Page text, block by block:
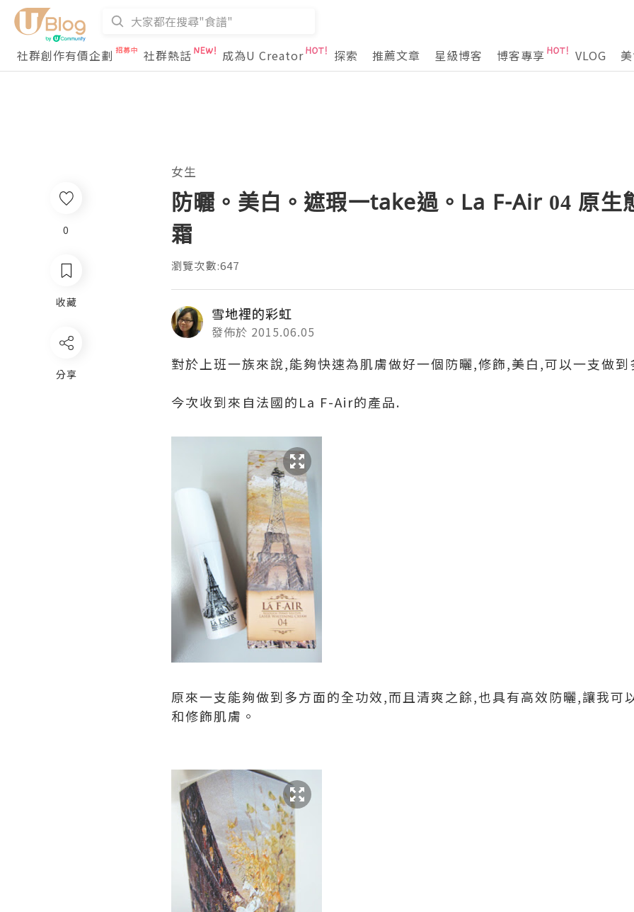
社群創作有價企劃
社群熱話 成為U Creator 探索 推薦文章 星級博客 博客專享 VLOG
0
收藏
分享
女生
防曬。美白。遮瑕一take過。La F-Air 04 原生
霜
瀏覽次數:647
雪地裡的彩虹
發佈於 2015.06.05
對於上班一族來說,能夠快速為肌膚做好一個防曬,修飾,美白,可以一支做
今次收到來自法國的La F-Air的產品.
原來一支能夠做到多方面的全功效,而且清爽之餘,也具有高效防曬,讓我可
和修飾肌膚。